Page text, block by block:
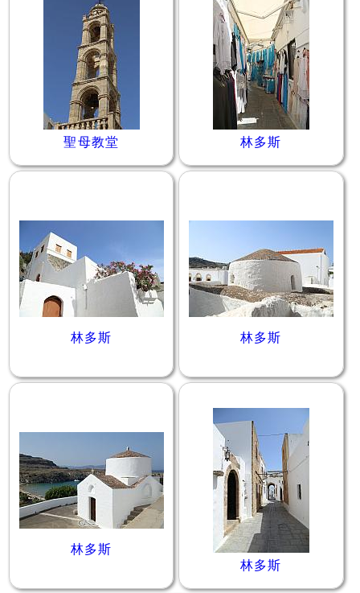
聖母教堂 林多斯
林多斯 林多斯
林多斯
林多斯